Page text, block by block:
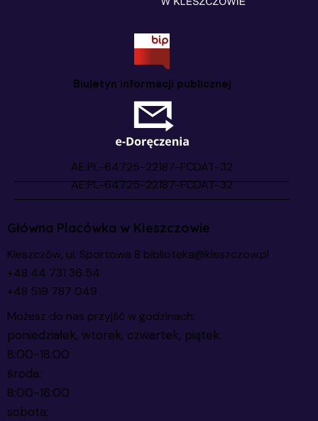
Biuletyn informacji publicznej
Główna Placówka w Kleszczowie
Kleszczów, ul. Sportowa 8 biblioteka@kleszczow.pl
+48 44 731 36 54
+48 519 787 049
Możesz do nas przyjść w godzinach:
poniedziałek, wtorek, czwartek, piątek:
8:00-18:00
środa:
8:00-16:00
sobota: